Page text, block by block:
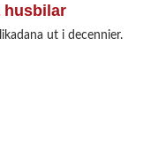
husbilar
ut i decennier.